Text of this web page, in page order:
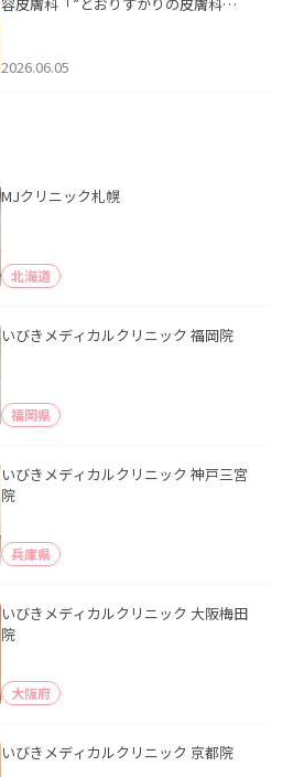
2026.06.05
MJクリニック札幌
北海道
いびきメディカルクリニック 福岡院
福岡県
いびきメディカルクリニック 神戸三宮
院
兵庫県
いびきメディカルクリニック 大阪梅田
院
大阪府
いびきメディカルクリニック 京都院